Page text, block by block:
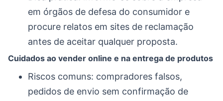
em órgãos de defesa do consumidor e
procure relatos em sites de reclamação
antes de aceitar qualquer proposta.
Cuidados ao vender online e na entrega de produtos
Riscos comuns: compradores falsos,
pedidos de envio sem confirmação de